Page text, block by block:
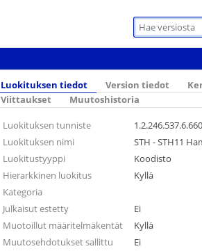
Luokituksen tiedot Version tiedot
Viittaukset
Muutoshistoria
Luokituksen tunniste
1.2.246.537.6.660
Luokituksen nimi
STH - STH11
Luokitustyyppi
Koodisto
Hierarkkinen luokitus
Kyllä
Kategoria
Julkaisut estetty
Ei
Muotoillut määritelmäkentät
Kyllä
Muutosehdotukset sallittu
Ei